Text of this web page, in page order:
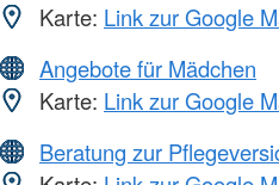
Karte: Link zur Google
Angebote für Mädchen
Karte: Link zur Google
Beratung zur